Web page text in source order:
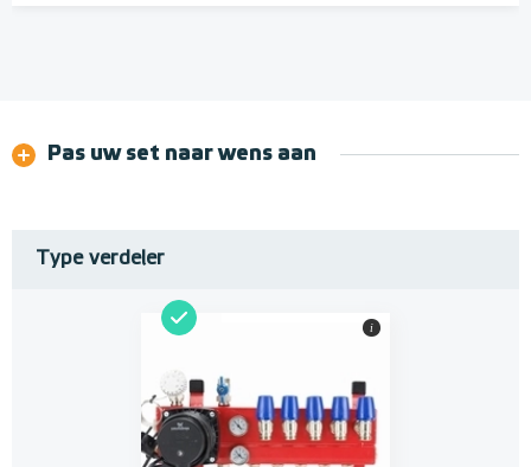
Pas uw set naar wens aan
Type verdeler
i